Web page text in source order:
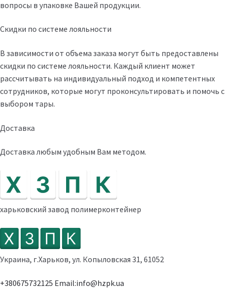
вопросы в упаковке Вашей продукции.
Скидки по системе лояльности
В зависимости от объема заказа могут быть предоставлены
скидки по системе лояльности. Каждый клиент может
рассчитывать на индивидуальный подход и компетентных
сотрудников, которые могут проконсультировать и помочь с
выбором тары.
Доставка
Доставка любым удобным Вам методом.
харьковский завод полимерконтейнер
Украина, г.Харьков, ул. Копыловская 31, 61052
+380675732125 Email:info@hzpk.ua